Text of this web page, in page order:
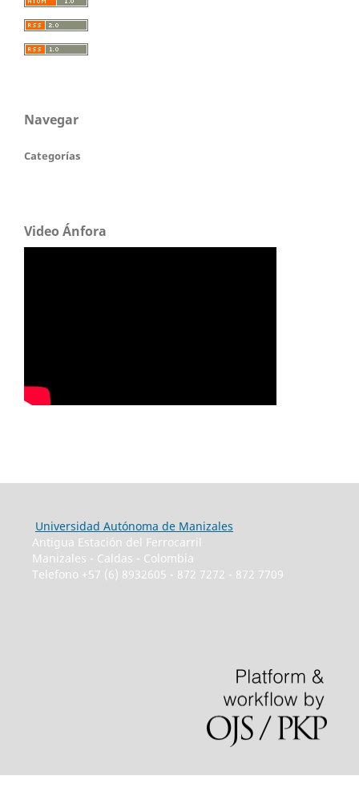
Navegar
Categorías
Video Ánfora
Universidad Autónoma de Manizales
Antigua Estación del Ferrocarril
Manizales - Caldas - Colombia
Telefono +57 (6) 8932605 - 872 7272 - 872 7709